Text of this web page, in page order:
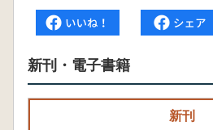
新刊・電子書籍
新刊